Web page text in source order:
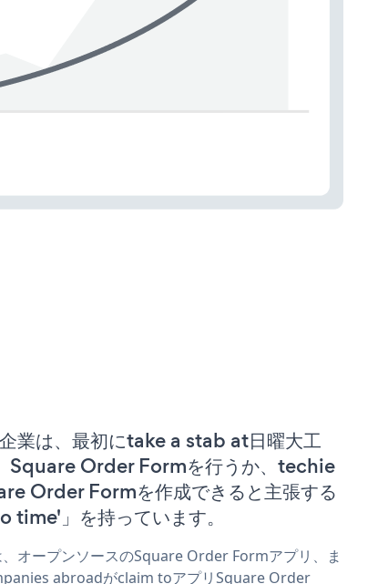
業は、最初にtake a stab at日曜大工
Square Order Formを行うか、techie
Order Formを作成できると主張する
time'」を持っています。
オープンソースのSquare Order Formアプリ、ま
abroadがclaim toアプリSquare Order